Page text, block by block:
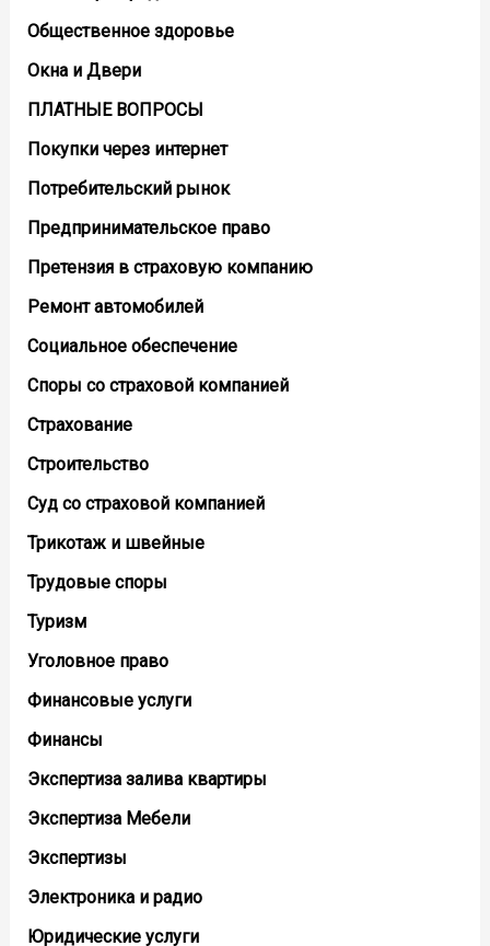
Общественное здоровье
Окна и Двери
ПЛАТНЫЕ ВОПРОСЫ
Покупки через интернет
Потребительский рынок
Предпринимательское право
Претензия в страховую компанию
Ремонт автомобилей
Социальное обеспечение
Споры со страховой компанией
Страхование
Строительство
Суд со страховой компанией
Трикотаж и швейные
Трудовые споры
Туризм
Уголовное право
Финансовые услуги
Финансы
Экспертиза залива квартиры
Экспертиза Мебели
Экспертизы
Электроника и радио
Юридические услуги